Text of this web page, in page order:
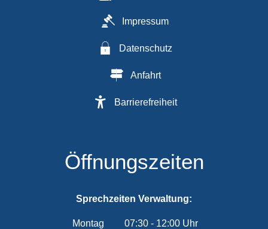
Impressum
Datenschutz
Anfahrt
Barrierefreiheit
Öffnungszeiten
Sprechzeiten Verwaltung:
Montag 07:30- 12:00Uhr